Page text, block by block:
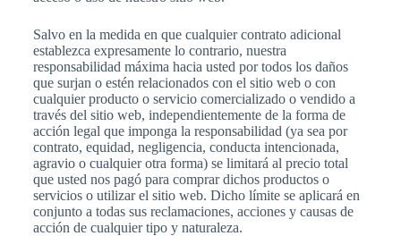
Salvo en la medida en que cualquier contrato adicional
establezca expresamente lo contrario, nuestra
responsabilidad máxima hacia usted por todos los daños
que surjan o estén relacionados con el sitio web o con
cualquier producto o servicio comercializado o vendido a
través del sitio web, independientemente de la forma de
acción legal que imponga la responsabilidad (ya sea por
contrato, equidad, negligencia, conducta intencionada,
agravio o cualquier otra forma) se limitará al precio total
que usted nos pagó para comprar dichos productos o
servicios o utilizar el sitio web. Dicho límite se aplicará en
conjunto a todas sus reclamaciones, acciones y causas de
acción de cualquier tipo y naturaleza.